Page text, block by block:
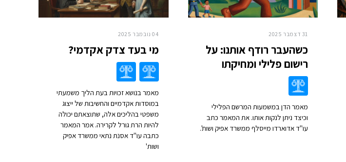
31 דצמבר 2025
כשהעבר רודף אותנו: על
רישום פלילי ומחיקתו
מאמר הדן במשמעות המרשם הפלילי
וכיצד ניתן לנקות אותו. את המאמר כתב
עו"ד אדוארדו מייסלף ממשרד אפיק ושות'.
04 נובמבר 2025
מי בעד צדק אקדמי?
מאמר בנושא זכויות בעת הליך משמעתי
במוסדות אקדמיים והחשיבות של ייצוג
משפטי בהליכים אלה, שתוצאתם יכולה
להיות הרת גורל לקרירה. אמר המאמר
כתבה עו"ד אסנת נתאי ממשרד אפיק
ושות'